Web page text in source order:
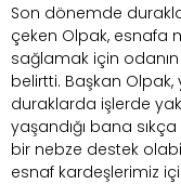
Son dönemde
çeken Olpak, esnafa
sağlamak için
belirtti. Başkan Olpak,
duraklarda işlerde
yaşandığı bana
bir nebze destek
esnaf kardeşlerimiz